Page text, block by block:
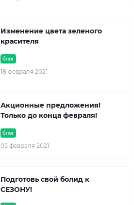
блог
18 февраля 2021
Изменение цвета зеленого
красителя
блог
05 февраля 2021
Акционные предложения!
Только до конца февраля!
Подготовь свой болид к
СЕЗОНУ!